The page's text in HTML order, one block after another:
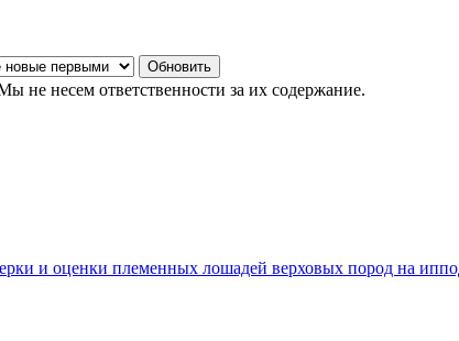
не несем ответственности за их содержание.
и оценки племенных лошадей верховых пород на